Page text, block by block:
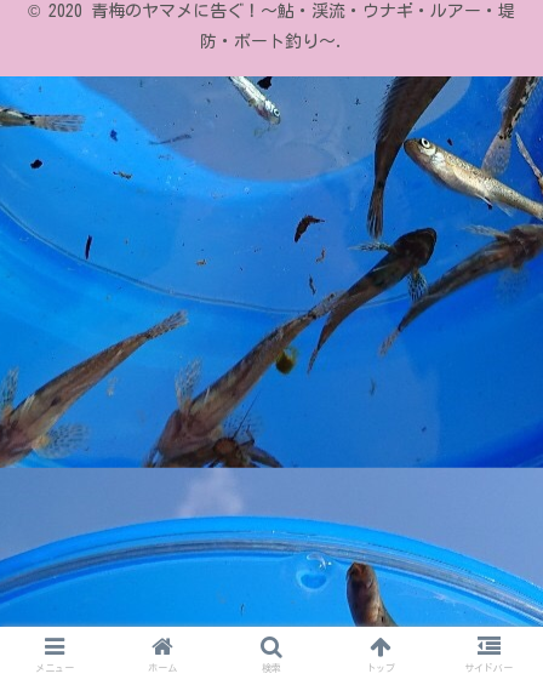
© 2020 青梅のヤマメに告ぐ！〜鮎・渓流・ウナギ・ルアー・堤
防・ボート釣り〜.
メニュー ホーム 検索 トップ サイドバー